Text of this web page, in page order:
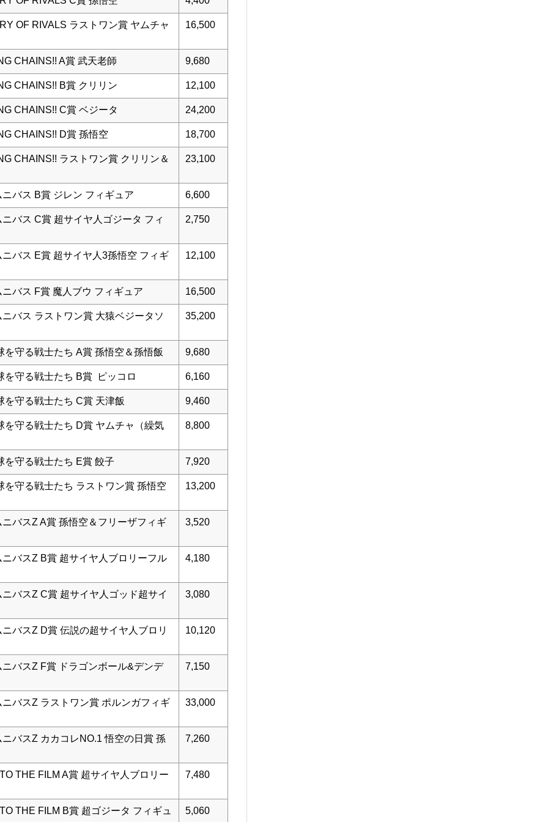
OF RIVALS ラストワン賞 ヤムチャ 16,500
CHAINS!! A賞 武天老師 9,680
CHAINS!! B賞 クリリン 12,100
CHAINS!! C賞 ベジータ 24,200
CHAINS!! D賞 孫悟空 18,700
CHAINS!! ラストワン賞 クリリン＆ 23,100
バス B賞 ジレン フィギュア 6,600
バス C賞 超サイヤ人ゴジータ フィ 2,750
バス E賞 超サイヤ人3孫悟空 フィギ 12,100
バス F賞 魔人ブウ フィギュア 16,500
バス ラストワン賞 大猿ベジータソ 35,200
守る戦士たち A賞 孫悟空＆孫悟飯 9,680
を守る戦士たち B賞 ピッコロ 6,160
守る戦士たち C賞 天津飯 9,460
守る戦士たち D賞 ヤムチャ（繰気 8,800
を守る戦士たち E賞 餃子 7,920
守る戦士たち ラストワン賞 孫悟空 13,200
バスZ A賞 孫悟空＆フリーザフィギ 3,520
バスZ B賞 超サイヤ人ブロリーフル 4,180
バスZ C賞 超サイヤ人ゴッド超サイ 3,080
バスZ D賞 伝説の超サイヤ人ブロリ 10,120
バスZ F賞 ドラゴンボール&デンデ 7,150
バスZ ラストワン賞 ポルンガフィギ 33,000
バスZ カカコレNO.1 悟空の日賞 孫 7,260
THE FILM A賞 超サイヤ人ブロリー 7,480
THE FILM B賞 超ゴジータ フィギュ 5,060